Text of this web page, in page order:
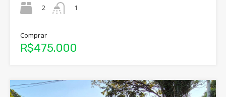
2
1
Comprar
R$475.000